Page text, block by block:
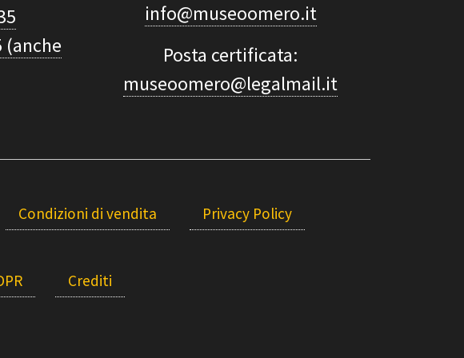
(anche
info@museoomero.it
Posta certificata:
museoomero@legalmail.it
Condizioni di vendita Privacy Policy
Crediti